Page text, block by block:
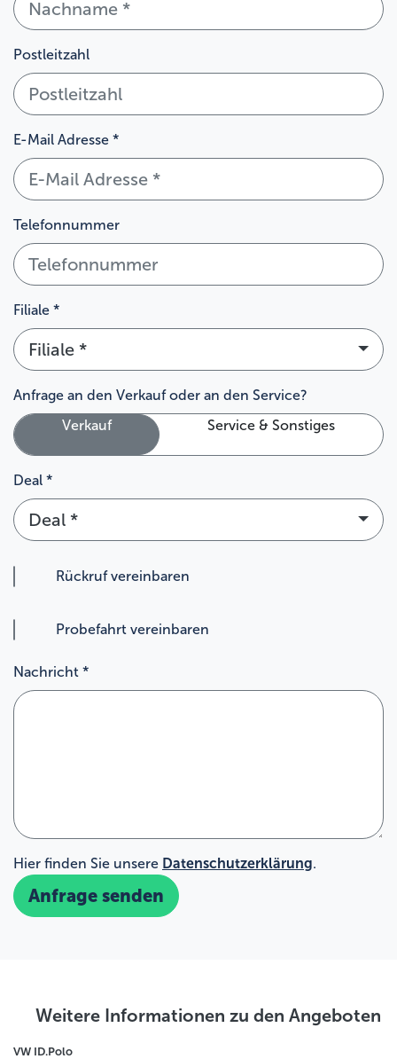
Postleitzahl
E-Mail Adresse *
Telefonnummer
Filiale *
Filiale *
Anfrage an den Verkauf oder an den Service?
Verkauf
Service & Sonstiges
Deal *
Deal *
Rückruf vereinbaren
Probefahrt vereinbaren
Nachricht *
Hier finden Sie unsere Datenschutzerklärung.
Anfrage senden
Weitere Informationen zu den Angeboten
VW ID.Polo